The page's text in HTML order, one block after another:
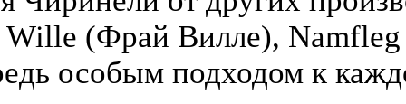
Wille (Фрай Вилле),
особым подходом к